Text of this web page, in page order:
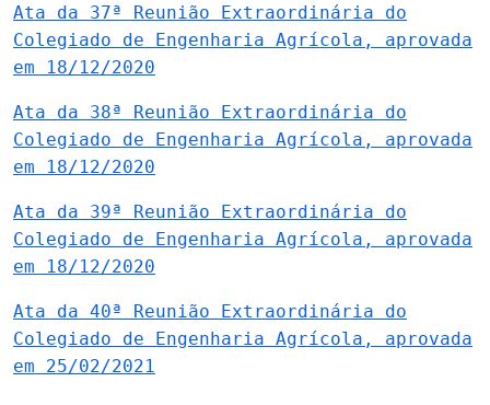
Ata da 37ª Reunião Extraordinária do
Colegiado de Engenharia Agrícola, aprovada
em 18/12/2020
Ata da 38ª Reunião Extraordinária do
Colegiado de Engenharia Agrícola, aprovada
em 18/12/2020
Ata da 39ª Reunião Extraordinária do
Colegiado de Engenharia Agrícola, aprovada
em 18/12/2020
Ata da 40ª Reunião Extraordinária do
Colegiado de Engenharia Agrícola, aprovada
em 25/02/2021